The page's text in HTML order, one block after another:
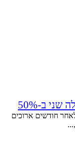
ב-50%
חודשים ארוכים